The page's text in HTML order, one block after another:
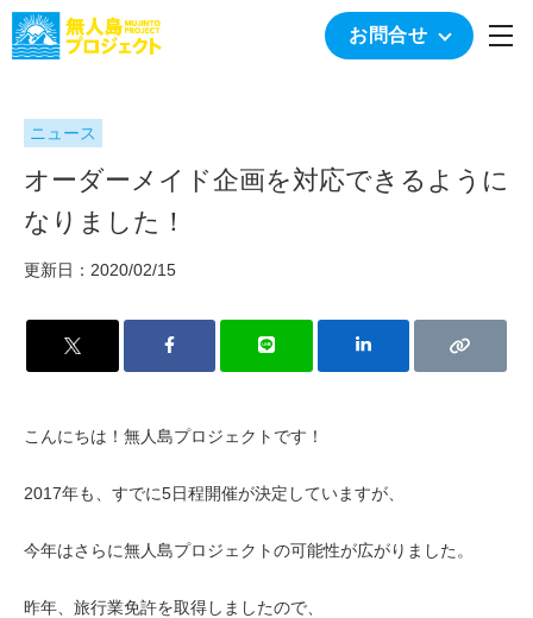
お問合せ
ニュース
オーダーメイド企画を対応できるように
なりました！
更新日：2020/02/15
こんにちは！無人島プロジェクトです！
2017年も、すでに5日程開催が決定していますが、
今年はさらに無人島プロジェクトの可能性が広がりました。
昨年、旅行業免許を取得しましたので、